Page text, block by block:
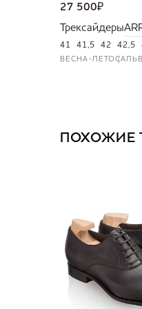
27 500₽
Трексайдеры
41 41,5 42 42,5
ВЕСНА-ЛЕТО
ПОХОЖИЕ